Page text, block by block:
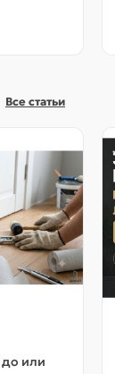
Все статьи
или